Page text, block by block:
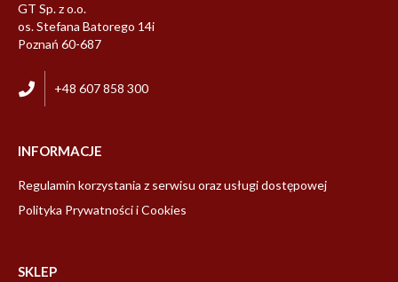
GT Sp. z o.o.
os. Stefana Batorego 14i
Poznań 60-687
+48 607 858 300
INFORMACJE
Regulamin korzystania z serwisu oraz usługi dostępowej
Polityka Prywatności i Cookies
SKLEP